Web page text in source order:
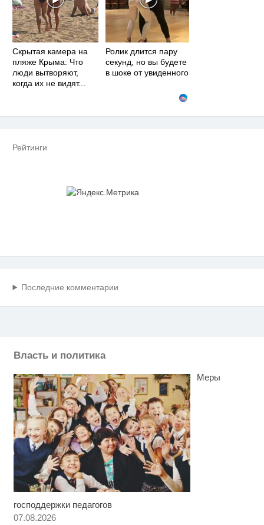
Скрытая камера на
пляже Крыма: Что
люди вытворяют,
когда их не видят...
Ролик длится пару
секунд, но вы будете
в шоке от увиденного
Рейтинги
Последние комментарии
Власть и политика
Меры
господдержки педагогов
07.08.2026
Ролик длится несколько секунд,